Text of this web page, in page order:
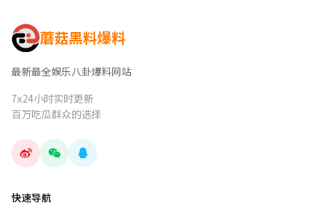
蘑菇黑料爆料
最新最全娱乐八卦爆料网站
7x24小时实时更新
百万吃瓜群众的选择
快速导航